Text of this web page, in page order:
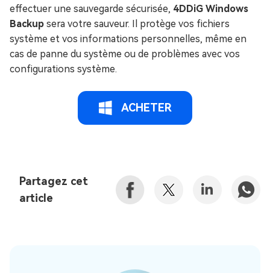
effectuer une sauvegarde sécurisée, 4DDiG Windows
Backup sera votre sauveur. Il protège vos fichiers
système et vos informations personnelles, même en
cas de panne du système ou de problèmes avec vos
configurations système.
ACHETER
Partagez cet
article